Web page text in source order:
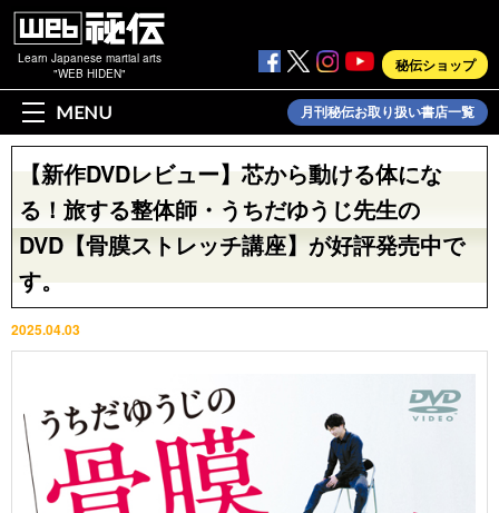
Learn Japanese martial arts
"WEB HIDEN"
秘伝ショップ
MENU 月刊秘伝お取り扱い書店一覧
【新作DVDレビュー】芯から動ける体にな
る！旅する整体師・うちだゆうじ先生の
DVD【骨膜ストレッチ講座】が好評発売中で
す。
2025.04.03